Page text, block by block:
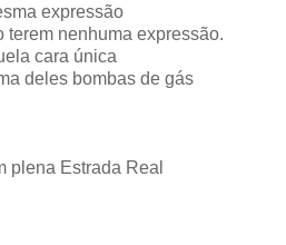
expressão
terem nenhuma expressão.
cara única
deles bombas de gás
plena Estrada Real